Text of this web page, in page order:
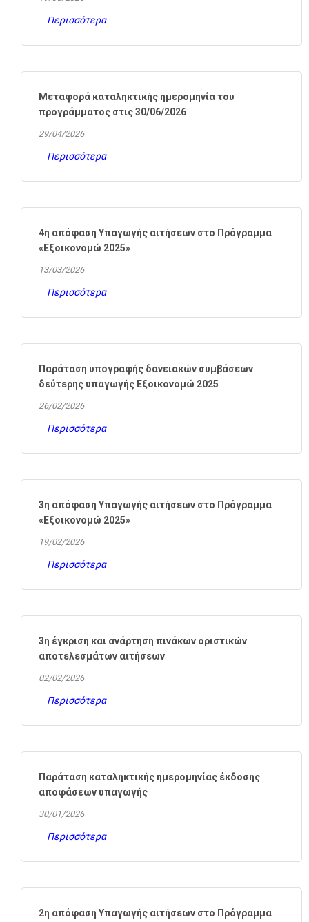
Περισσότερα
Μεταφορά καταληκτικής ημερομηνία του
προγράμματος στις 30/06/2026
29/04/2026
Περισσότερα
4η απόφαση Υπαγωγής αιτήσεων στο Πρόγραμμα
«Εξοικονομώ 2025»
13/03/2026
Περισσότερα
Παράταση υπογραφής δανειακών συμβάσεων
δεύτερης υπαγωγής Εξοικονομώ 2025
26/02/2026
Περισσότερα
3η απόφαση Υπαγωγής αιτήσεων στο Πρόγραμμα
«Εξοικονομώ 2025»
19/02/2026
Περισσότερα
3η έγκριση και ανάρτηση πινάκων οριστικών
αποτελεσμάτων αιτήσεων
02/02/2026
Περισσότερα
Παράταση καταληκτικής ημερομηνίας έκδοσης
αποφάσεων υπαγωγής
30/01/2026
Περισσότερα
2η απόφαση Υπαγωγής αιτήσεων στο Πρόγραμμα